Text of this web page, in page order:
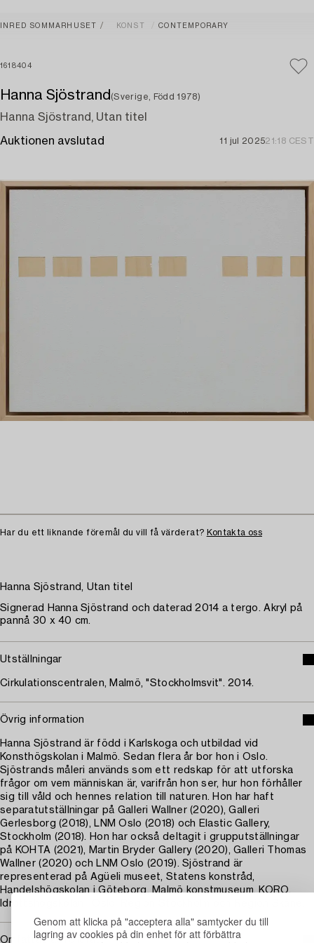
Genom att klicka på "acceptera alla" samtycker du till
lagring av cookies på din enhet för att förbättra
INRED SOMMARHUSET KONST CONTEMPORARY
1618404
Hanna Sjöstrand (Sverige, Född 1978)
Hanna Sjöstrand, Utan titel
Auktionen avslutad 11 jul 202521:18 CEST
Har du ett liknande föremål du vill få värderat? Kontakta oss
Hanna Sjöstrand, Utan titel
Signerad Hanna Sjöstrand och daterad 2014 a tergo. Akryl på
pannå 30 x 40 cm.
Utställningar
Cirkulationscentralen, Malmö, "Stockholmsvit". 2014.
Övrig information
Hanna Sjöstrand är född i Karlskoga och utbildad vid
Konsthögskolan i Malmö. Sedan flera år bor hon i Oslo.
Sjöstrands måleri används som ett redskap för att utforska
frågor om vem människan är, varifrån hon ser, hur hon förhåller
sig till våld och hennes relation till naturen. Hon har haft
separatutställningar på Galleri Wallner (2020), Galleri
Gerlesborg (2018), LNM Oslo (2018) och Elastic Gallery,
Stockholm (2018). Hon har också deltagit i grupputställningar
på KOHTA (2021), Martin Bryder Gallery (2020), Galleri Thomas
Wallner (2020) och LNM Oslo (2019). Sjöstrand är
representerad på Agüeli museet, Statens konstråd,
Handelshögskolan i Göteborg, Malmö konstmuseum, KORO,
Idrottshögskolan i Oslo, Region Stockholm och Region Skåne.
Omfattas av följerätt